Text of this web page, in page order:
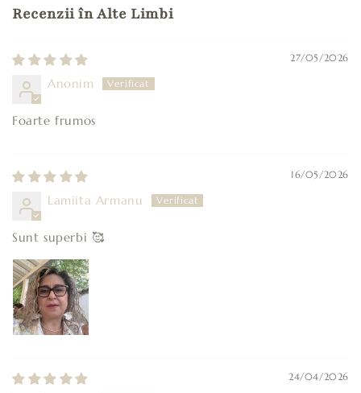
Recenzii în Alte Limbi
27/05/2026
Anonim
Foarte frumos
16/05/2026
Lamiita Armanu
Sunt superbi 🥰
24/04/2026